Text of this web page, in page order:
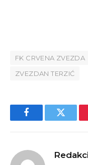
FK CRVENA ZVEZDA
ZVEZDAN TERZIĆ
FacebookTwitter